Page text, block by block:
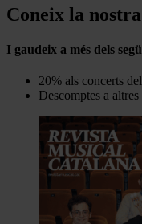
Coneix la
I gaudeix a més dels
20% als concerts
Descomptes a